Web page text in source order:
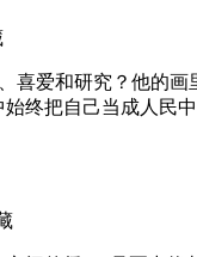
喜爱和研究？他的
终把自己当成人